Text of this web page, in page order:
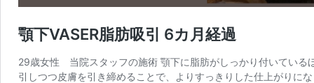
顎下VASER脂肪吸引 6カ月経過
29歳女性 当院スタッフの施術 顎下に脂肪がしっかり付いている
引しつつ皮膚を引き締めることで、よりすっきりした仕上がりに